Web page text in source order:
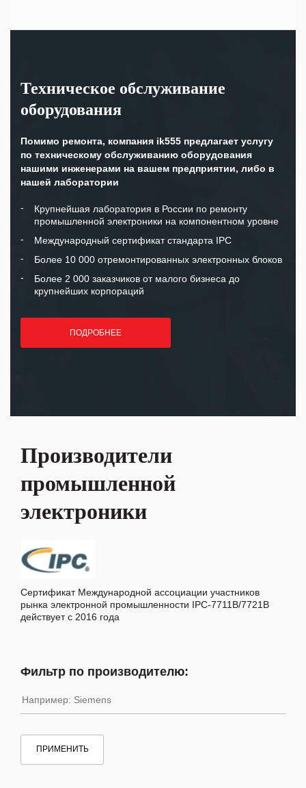
Техническое обслуживание
оборудования
Помимо ремонта, компания ik555 предлагает услугу
по техническому обслуживанию оборудования
нашими инженерами на вашем предприятии, либо в
нашей лаборатории
Крупнейшая лаборатория в России по ремонту
промышленной электроники на компонентном уровне
Международный сертификат стандарта IPC
Более 10 000 отремонтированных электронных блоков
Более 2 000 заказчиков от малого бизнеса до
крупнейших корпораций
ПОДРОБНЕЕ
Производители
промышленной
электроники
Сертификат Международной ассоциации участников
рынка электронной промышленности IPC-7711B/7721B
действует с 2016 года
Фильтр по производителю:
ПРИМЕНИТЬ